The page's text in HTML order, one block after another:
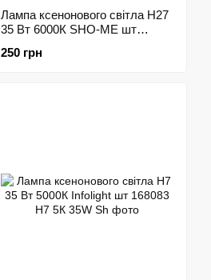
Лампа ксенонового світла H27
35 Вт 6000К SHO-ME шт
250 грн